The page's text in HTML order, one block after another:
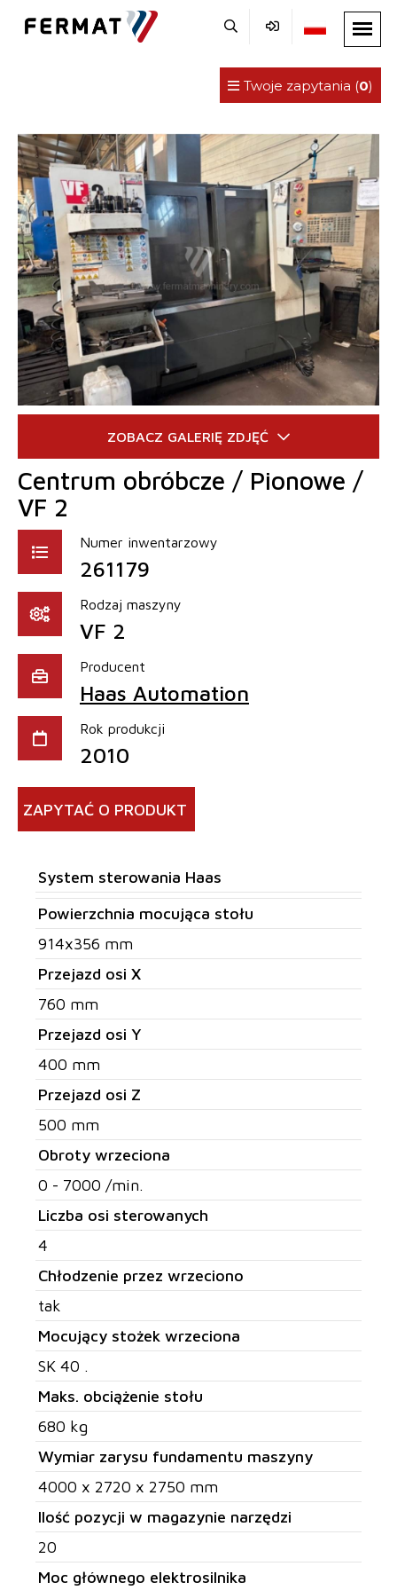
Twoje zapytania (0)
Centrum obróbcze / Pionowe /
VF 2
Numer inwentarzowy
261179
Rodzaj maszyny
VF 2
Producent
Haas Automation
Rok produkcji
2010
ZAPYTAĆ O PRODUKT
System sterowania Haas
Powierzchnia mocująca stołu
914x356 mm
Przejazd osi X
760 mm
Przejazd osi Y
400 mm
Przejazd osi Z
500 mm
Obroty wrzeciona
0 - 7000 /min.
Liczba osi sterowanych
4
Chłodzenie przez wrzeciono
tak
Mocujący stożek wrzeciona
SK 40 .
Maks. obciążenie stołu
680 kg
Wymiar zarysu fundamentu maszyny
4000 x 2720 x 2750 mm
Ilość pozycji w magazynie narzędzi
20
Moc głównego elektrosilnika